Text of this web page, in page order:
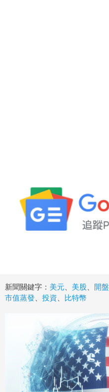
新聞關鍵字： 美元 美股 開盤
市值蒸發
投資 比特幣